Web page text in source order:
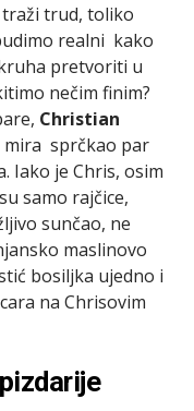
trud, toliko
realni ­ kako
pretvoriti u
nečim finim?
Christian
sprčkao par
Iako je Chris, osim
samo rajčice,
sunčao, ne
maslinovo
bosiljka ujedno i
na Chrisovim